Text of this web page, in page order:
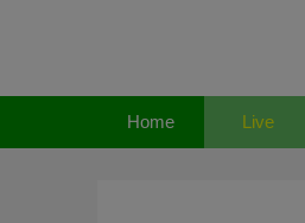
Home Live